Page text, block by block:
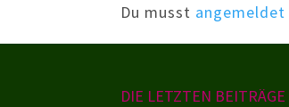
Du musst angemeldet
DIE LETZTEN BEITRÄGE